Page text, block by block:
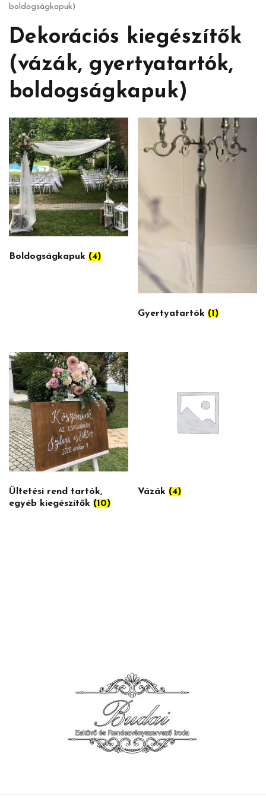
boldogságkapuk)
Dekorációs kiegészítők
(vázák, gyertyatartók,
boldogságkapuk)
Boldogságkapuk (4)
Gyertyatartók (1)
Ültetési rend tartók,
egyéb kiegészítők (10)
Vázák (4)